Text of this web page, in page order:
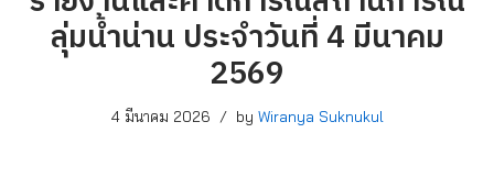
ลุ่มน้ำน่าน ประจำวันที่ 4 มีนาคม
2569
4 มีนาคม 2026 by Wiranya Suknukul